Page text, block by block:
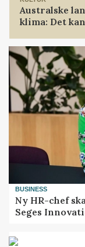
Australske
klima: Det
BUSINESS
Ny HR-chef
Seges